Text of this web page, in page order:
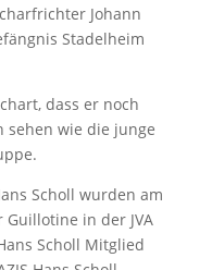
Johann
Stadelheim
dass er noch
sehen wie die junge
Scholl wurden am
in der JVA
Scholl Mitglied